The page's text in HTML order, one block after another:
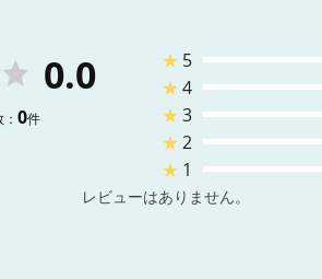
0.0
0件
★ 5
★4
★3
★2
★ 1
レビューはありません。